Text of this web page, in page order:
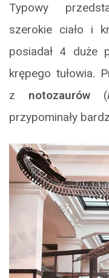
Typowy
szerokie ciało i
posiadał 4 duże
krępego tułowia.
z notozaurów (
przypominały